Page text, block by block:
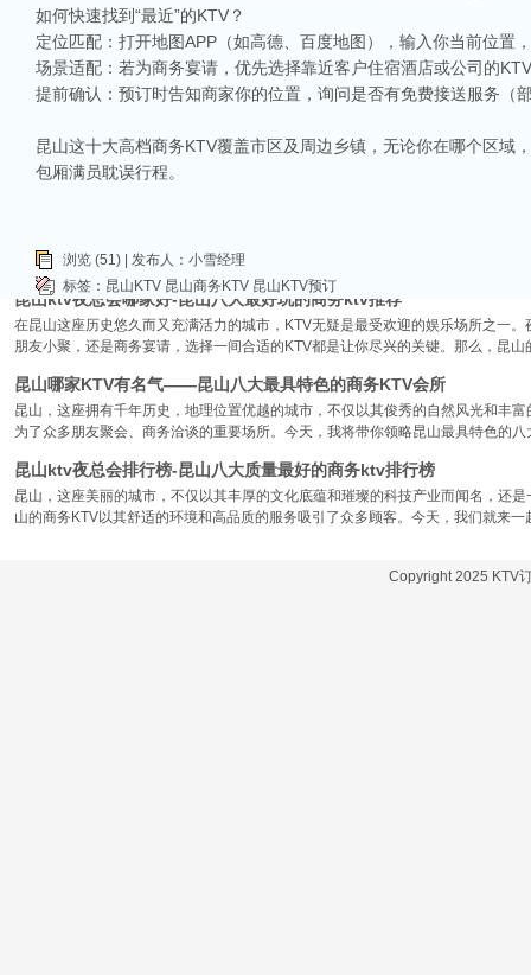
昆山ktv夜场哪里好玩-昆山八大便宜好玩的商务ktv会所排名
昆山天外天KTV以其优雅的环境和周到的服务著称。这里不仅拥有现代的音响设
响，给你带来无与伦比的视听享受。这里还提供多种酒水和小吃，确保你和朋友
昆山ktv哪个比较好-昆山八大比较好的ktv娱乐会所推荐
让我们一起来看看，昆山有哪些比较好的KTV娱乐会所，给你带来无与伦比的唱歌
KTV排名，带你领略一下这其中的魅力！
昆山ktv夜总会哪家好-昆山八大最好玩的商务ktv推荐
在昆山这座历史悠久而又充满活力的城市，KTV无疑是最受欢迎的娱乐场所之一
朋友小聚，还是商务宴请，选择一间合适的KTV都是让你尽兴的关键。那么，昆
昆山哪家KTV有名气——昆山八大最具特色的商务KTV会所
昆山，这座拥有千年历史，地理位置优越的城市，不仅以其俊秀的自然风光和丰
为了众多朋友聚会、商务洽谈的重要场所。今天，我将带你领略昆山最具特色的
昆山ktv夜总会排行榜-昆山八大质量最好的商务ktv排行榜
昆山，这座美丽的城市，不仅以其丰厚的文化底蕴和璀璨的科技产业而闻名，还
山的商务KTV以其舒适的环境和高品质的服务吸引了众多顾客。今天，我们就来
如何快速找到“最近”的KTV？
定位匹配：打开地图APP（如高德、百度地图），输入你当前位置
场景适配：若为商务宴请，优先选择靠近客户住宿酒店或公司的
提前确认：预订时告知商家你的位置，询问是否有免费接送服务（
昆山这十大高档商务KTV覆盖市区及周边乡镇，无论你在哪个区
包厢满员耽误行程。
浏览 (51) | 发布人：小雪经理
标签： 昆山KTV 昆山商务KTV 昆山KTV预订
Copyright 2025 KTV